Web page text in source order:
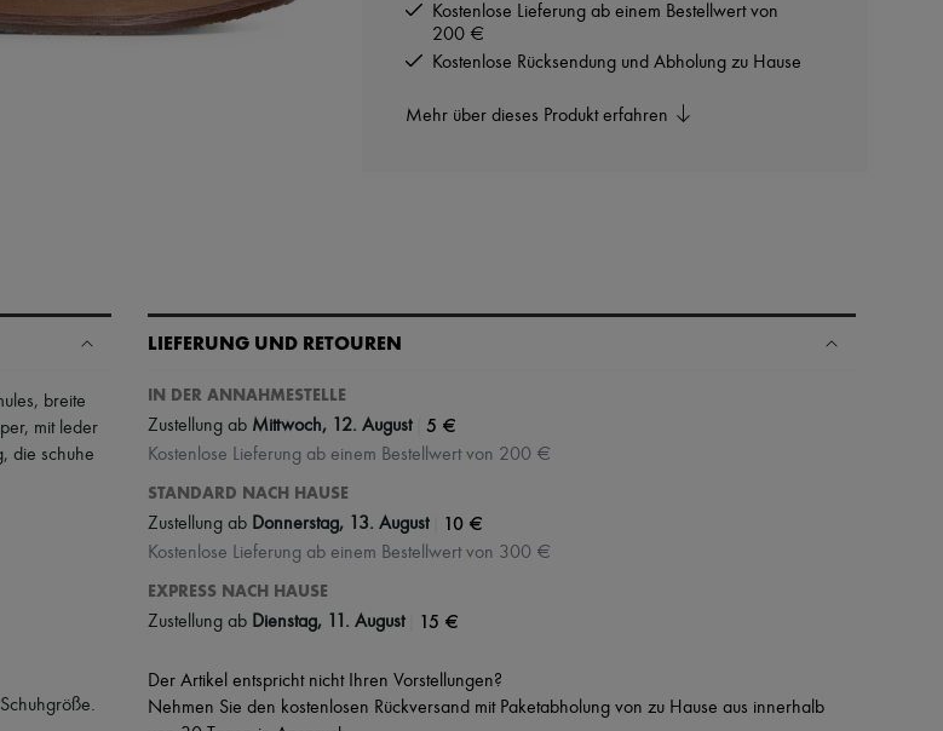
Kostenlose Lieferung ab einem Bestellwert von
200 €
Kostenlose Rücksendung und Abholung zu Hause
Mehr über dieses Produkt erfahren
, breite
, mit leder
, die schuhe
LIEFERUNG UND RETOUREN
IN DER ANNAHMESTELLE
Zustellung ab Mittwoch, 12. August 5 €
Kostenlose Lieferung ab einem Bestellwert von 200 €
STANDARD NACH HAUSE
Zustellung ab Donnerstag, 13. August 10 €
Kostenlose Lieferung ab einem Bestellwert von 300 €
EXPRESS NACH HAUSE
Zustellung ab Dienstag, 11. August 15 €
Der Artikel entspricht nicht Ihren Vorstellungen?
Nehmen Sie den kostenlosen Rückversand mit Paketabholung von zu Hause aus innerhalb